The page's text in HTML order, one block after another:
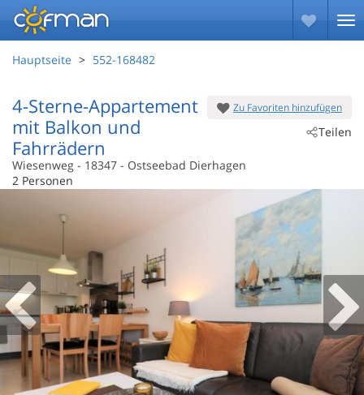
Hauptseite 552-168482
Zu Favoriten hinzufügen
Teilen
4-Sterne-Appartement
mit Balkon und
Fahrrädern
Wiesenweg - 18347 - Ostseebad Dierhagen
2 Personen